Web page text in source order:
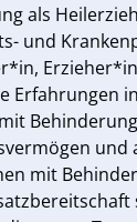
als
und
Erfahrungen
und
mit